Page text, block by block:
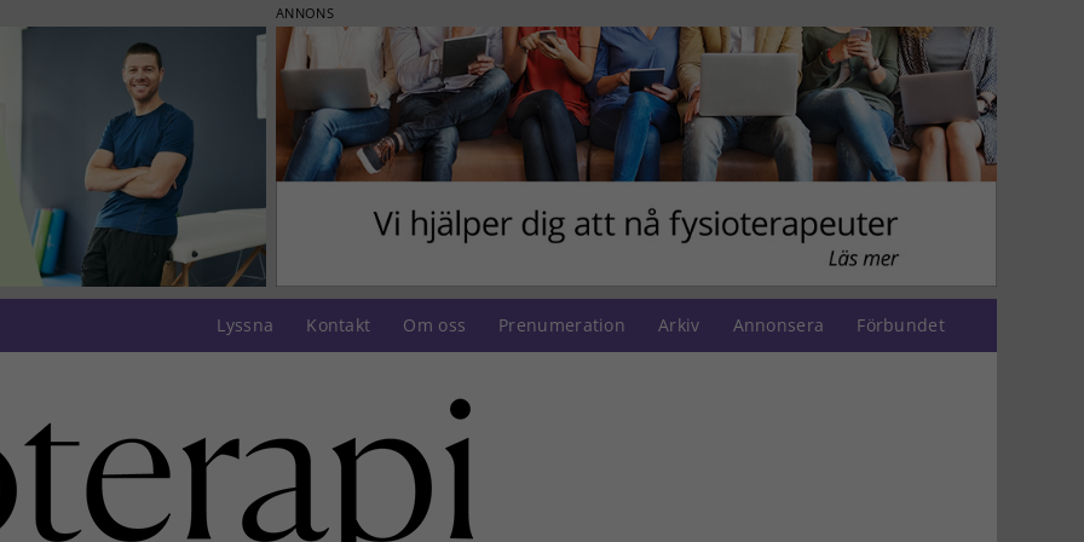
ANNONS
Lyssna Kontakt Om oss Prenumeration Arkiv Annonsera Förbundet